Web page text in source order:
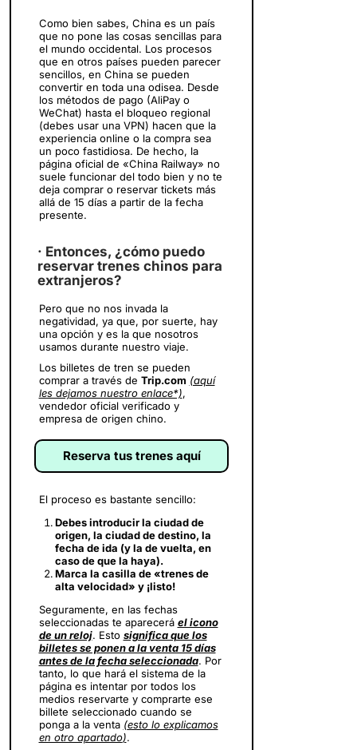
Como bien sabes, China es un país
que no pone las cosas sencillas para
el mundo occidental. Los procesos
que en otros países pueden parecer
sencillos, en China se pueden
convertir en toda una odisea. Desde
los métodos de pago (AliPay o
WeChat) hasta el bloqueo regional
(debes usar una VPN) hacen que la
experiencia online o la compra sea
un poco fastidiosa. De hecho, la
página oficial de «China Railway» no
suele funcionar del todo bien y no te
deja comprar o reservar tickets más
allá de 15 días a partir de la fecha
presente.
· Entonces, ¿cómo puedo
reservar trenes chinos para
extranjeros?
Pero que no nos invada la
negatividad, ya que, por suerte, hay
una opción y es la que nosotros
usamos durante nuestro viaje.
Los billetes de tren se pueden
comprar a través de Trip.com (aquí
les dejamos nuestro enlace*),
vendedor oficial verificado y
empresa de origen chino.
Reserva tus trenes aquí
El proceso es bastante sencillo:
Debes introducir la ciudad de
origen, la ciudad de destino, la
fecha de ida (y la de vuelta, en
caso de que la haya).
Marca la casilla de «trenes de
alta velocidad» y ¡listo!
Seguramente, en las fechas
seleccionadas te aparecerá el icono
de un reloj. Esto significa que los
billetes se ponen a la venta 15 días
antes de la fecha seleccionada. Por
tanto, lo que hará el sistema de la
página es intentar por todos los
medios reservarte y comprarte ese
billete seleccionado cuando se
ponga a la venta (esto lo explicamos
en otro apartado).